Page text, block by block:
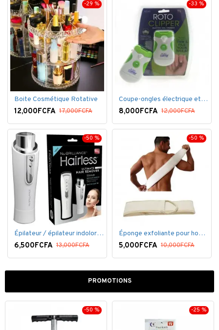
-29 %
Boite Cosmétique Rotative
12,000FCFA 17,000FCFA
-33 %
Coupe-ongles électrique et lime électrique
8,000FCFA 12,000FCFA
-50 %
Épilateur / épilateur indolore NuBrilliance Ultimate pour femmes
6,500FCFA 13,000FCFA
-50 %
Éponge exfoliante pour homme
5,000FCFA 10,000FCFA
PROMOTIONS